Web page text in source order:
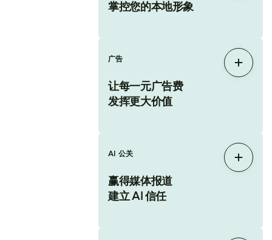
掌控您的本地形象
广告
让每一元广告费
发挥更大价值
展开
AI 公关
赢得媒体报道
建立 AI 信任
展开